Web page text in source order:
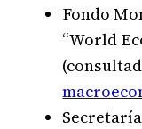
Fondo
“World